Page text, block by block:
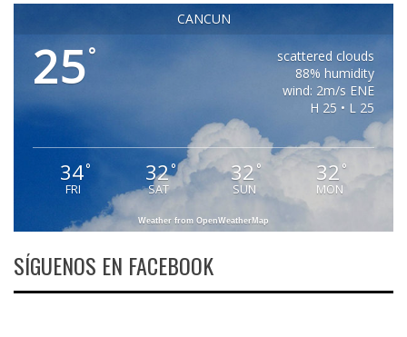
CANCUN
25°
scattered clouds
88% humidity
wind: 2m/s ENE
H 25 • L 25
34°
FRI
32°
SAT
32 °
SUN
32 °
MON
Weather from OpenWeatherMap
SÍGUENOS EN FACEBOOK